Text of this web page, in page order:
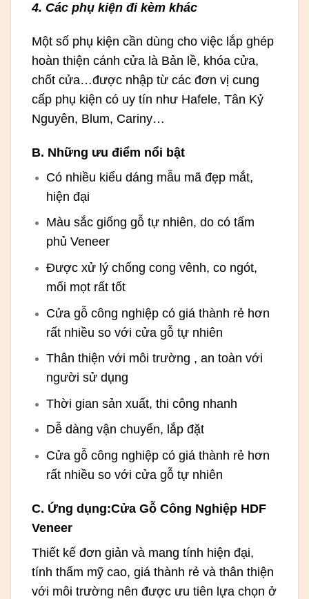
4. Các phụ kiện đi kèm khác
Một số phụ kiện cần dùng cho việc lắp ghép
hoàn thiện cánh cửa là Bản lề, khóa cửa,
chốt cửa…được nhập từ các đơn vị cung
cấp phụ kiện có uy tín như Hafele, Tân Kỷ
Nguyên, Blum, Cariny…
B. Những ưu điểm nổi bật
Có nhiều kiểu dáng mẫu mã đẹp mắt,
hiện đại
Màu sắc giống gỗ tự nhiên, do có tấm
phủ Veneer
Được xử lý chống cong vênh, co ngót,
mối mọt rất tốt
Cửa gỗ công nghiệp có giá thành rẻ hơn
rất nhiều so với cửa gỗ tự nhiên
Thân thiện với môi trường , an toàn với
người sử dụng
Thời gian sản xuất, thi công nhanh
Dễ dàng vận chuyển, lắp đặt
Cửa gỗ công nghiệp có giá thành rẻ hơn
rất nhiều so với cửa gỗ tự nhiên
C. Ứng dụng:Cửa Gỗ Công Nghiệp HDF
Veneer
Thiết kế đơn giản và mang tính hiện đại,
tính thẩm mỹ cao, giá thành rẻ và thân thiện
với môi trường nên được ưu tiên lựa chọn ở